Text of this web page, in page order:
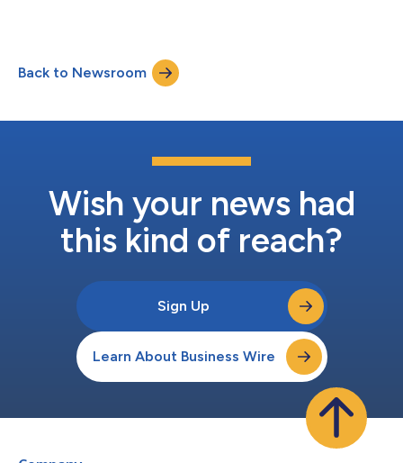
rendement des capitaux propres aux actionnaires ordinaires
(ROE)†† tiré des activités de base pour les 12 derniers mois...
Back to Newsroom
Wish your news had
this kind of reach?
Sign Up
Learn About Business Wire